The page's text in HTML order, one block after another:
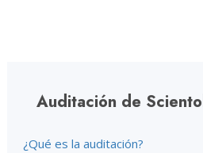
Auditación de
¿Qué es la auditación?